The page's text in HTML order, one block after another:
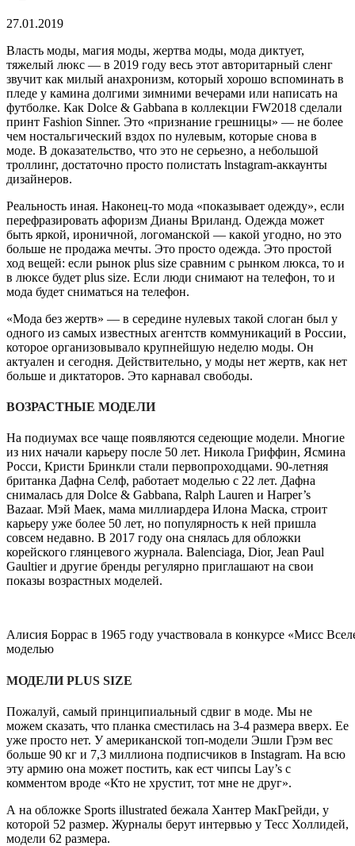
27.01.2019
Власть моды, магия моды, жертва моды, мода диктует,
тяжелый люкс — в 2019 году весь этот авторитарный сленг
звучит как милый анахронизм, который хорошо вспоминать в
пледе у камина долгими зимними вечерами или написать на
футболке. Как Dolce & Gabbana в коллекции FW2018 сделали
принт Fashion Sinner. Это «признание грешницы» — не более
чем ностальгический вздох по нулевым, которые снова в
моде. В доказательство, что это не серьезно, а небольшой
троллинг, достаточно просто полистать lnstagram-аккаунты
дизайнеров.
Реальность иная. Наконец-то мода «показывает одежду», если
перефразировать афоризм Дианы Вриланд. Одежда может
быть яркой, ироничной, логоманской — какой угодно, но это
больше не продажа мечты. Это просто одежда. Это простой
ход вещей: если рынок plus size сравним с рынком люкса, то и
в люксе будет plus size. Если люди снимают на телефон, то и
мода будет сниматься на телефон.
«Мода без жертв» — в середине нулевых такой слоган был у
одного из самых известных агентств коммуникаций в России,
которое организовывало крупнейшую неделю моды. Он
актуален и сегодня. Действительно, у моды нет жертв, как нет
больше и диктаторов. Это карнавал свободы.
ВОЗРАСТНЫЕ МОДЕЛИ
На подиумах все чаще появляются седеющие модели. Многие
из них начали карьеру после 50 лет. Никола Гриффин, Ясмина
Росси, Кристи Бринкли стали первопроходцами. 90-летняя
британка Дафна Селф, работает моделью с 22 лет. Дафна
снималась для Dolce & Gabbana, Ralph Lauren и Harper’s
Bazaar. Мэй Маек, мама миллиардера Илона Маска, строит
карьеру уже более 50 лет, но популярность к ней пришла
совсем недавно. В 2017 году она снялась для обложки
корейского глянцевого журнала. Balenciaga, Dior, Jean Paul
Gaultier и другие бренды регулярно приглашают на свои
показы возрастных моделей.
Алисия Боррас в 1965 году участвовала в конкурсе «Мисс
моделью
МОДЕЛИ PLUS SIZE
Пожалуй, самый принципиальный сдвиг в моде. Мы не
можем сказать, что планка сместилась на 3-4 размера вверх. Ее
уже просто нет. У американской топ-модели Эшли Грэм вес
больше 90 кг и 7,3 миллиона подписчиков в Instagram. На всю
эту армию она может постить, как ест чипсы Lay’s с
комментом вроде «Кто не хрустит, тот мне не друг».
А на обложке Sports illustrated бежала Хантер МакГрейди, у
которой 52 размер. Журналы берут интервью у Тесс Холлидей,
модели 62 размера.